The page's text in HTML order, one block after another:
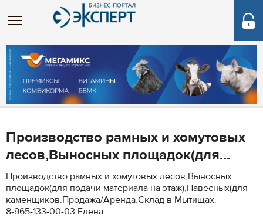
Производство рамных и хомутовых
лесов,Выносных площадок(для...
Производство рамных и хомутовых лесов,Выносных
площадок(для подачи материала на этаж),Навесных(для
каменщиков.Продажа/Аренда.Склад в Мытищах.
8-965-133-00-03 Елена